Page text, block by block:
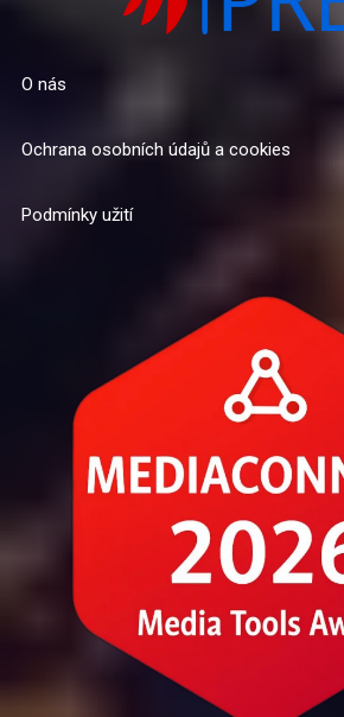
O nás
Ochrana osobních údajů a cookies
Podmínky užití